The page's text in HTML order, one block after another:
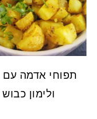
תפוחי אדמה עם
ולימון כבוש